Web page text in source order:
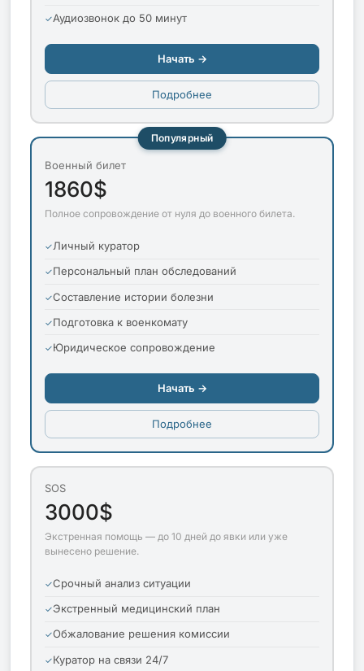
Аудиозвонок до 50 минут
Начать →
Подробнее
Популярный
Военный билет
1860$
Полное сопровождение от нуля до военного билета.
Личный куратор
Персональный план обследований
Составление истории болезни
Подготовка к военкомату
Юридическое сопровождение
Начать →
Подробнее
SOS
3000$
Экстренная помощь — до 10 дней до явки или уже
вынесено решение.
Срочный анализ ситуации
Экстренный медицинский план
Обжалование решения комиссии
Куратор на связи 24/7